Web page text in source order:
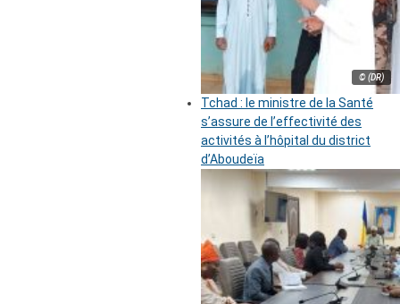
© (DR)
Tchad : le ministre de la Santé
s’assure de l’effectivité des
activités à l’hôpital du district
d’Aboudeïa